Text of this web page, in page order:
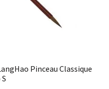
Pinceau Classique